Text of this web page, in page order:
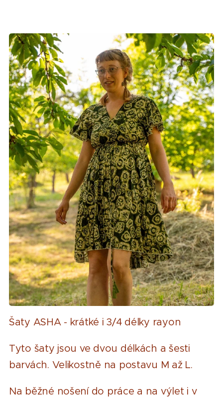
Šaty ASHA - krátké i 3/4 délky rayon
Tyto šaty jsou ve dvou délkách a šesti
barvách. Velikostně na postavu M až L.
Na běžné nošení do práce a na výlet i v